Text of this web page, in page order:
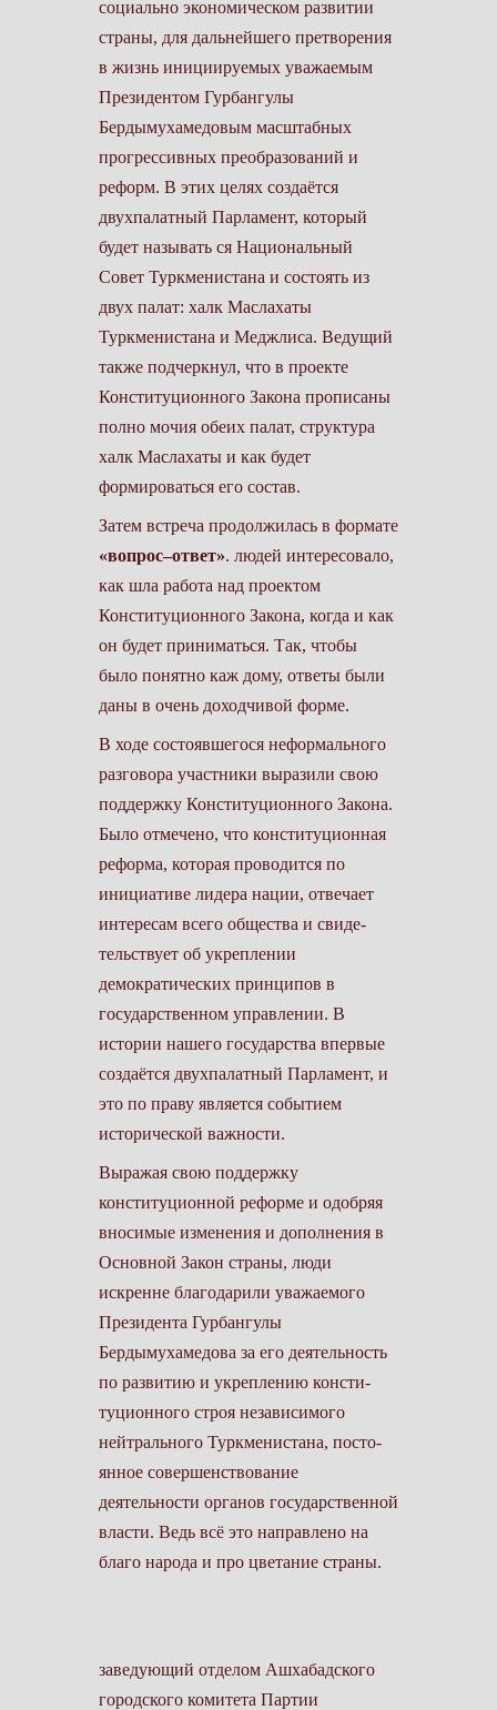
социально­ экономическом развитии
страны, для дальнейшего претворения
в жизнь ини­циируемых уважаемым
Президентом Гурбангулы
Бердымухамедовым мас­штабных
прогрессивных преобразований и
реформ. В этих целях создаётся
двухпалатный Парламент, который
будет называть­ ся Национальный
Совет Туркменистана и состоять из
двух палат: халк Мас­лахаты
Туркменистана и Меджлиса. Ведущий
также подчеркнул, что в проекте
Конституционного Закона прописаны
полно­ мочия обеих палат, струк­тура
халк Маслахаты и как будет
формироваться его состав.
Затем встреча продол­жилась в формате
«во­прос–ответ». людей инте­ресовало,
как шла работа над проектом
Конституци­онного Закона, когда и как
он будет приниматься. Так, чтобы
было понятно каж­ дому, ответы были
даны в очень доходчивой форме.
В ходе состоявшегося неформального
разгово­ра участники выразили свою
поддержку Конс­титуционного Закона.
Было отмечено, что конс­титуционная
реформа, которая проводится по
инициативе лидера на­ции, отвечает
интересам всего общества и свиде­
тельствует об укреплении
демократических прин­ципов в
государственном управлении. В
истории нашего государства впер­вые
создаётся двухпа­латный Парламент, и
это по праву является событием
исторической важности.
Выражая свою под­держку
конституционной реформе и одобряя
вноси­мые изменения и допол­нения в
Основной Закон страны, люди
искренне благодарили уважаемого
Президента Гурбангулы
Бердымухамедова за его деятельность
по развитию и укреплению консти­
туционного строя неза­висимого
нейтрального Туркменистана, посто­
янное совершенствование
деятельности органов государственной
власти. Ведь всё это направлено на
благо народа и про­ цветание страны.
заведующий отделом Ашхабадского
городского комитета Партии